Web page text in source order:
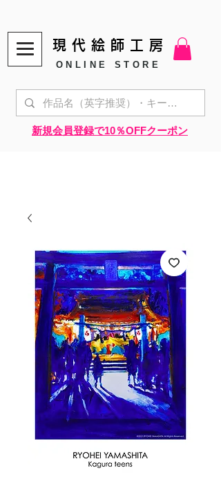
現代絵師工房
ONLINE STORE
​新規会員登録で10％OFFクーポン